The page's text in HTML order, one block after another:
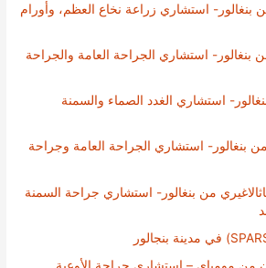
بنغالور- استشاري زراعة نخاع العظم، وأورام
استشاري الجراحة العامة والجراحة
استشاري الغدد الصماء والسمنة
من بنغالور- استشاري الجراحة العامة وجراحة
من بنغالور- استشاري جراحة السمنة